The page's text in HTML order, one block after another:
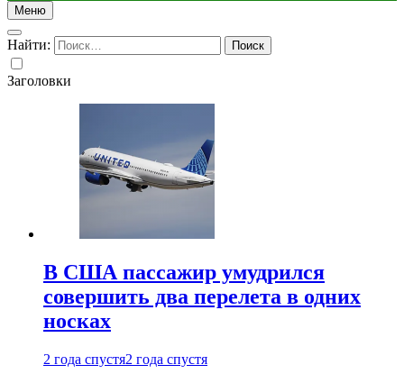
Меню
Найти:
Заголовки
В США пассажир умудрился
совершить два перелета в одних
носках
2 года спустя2 года спустя